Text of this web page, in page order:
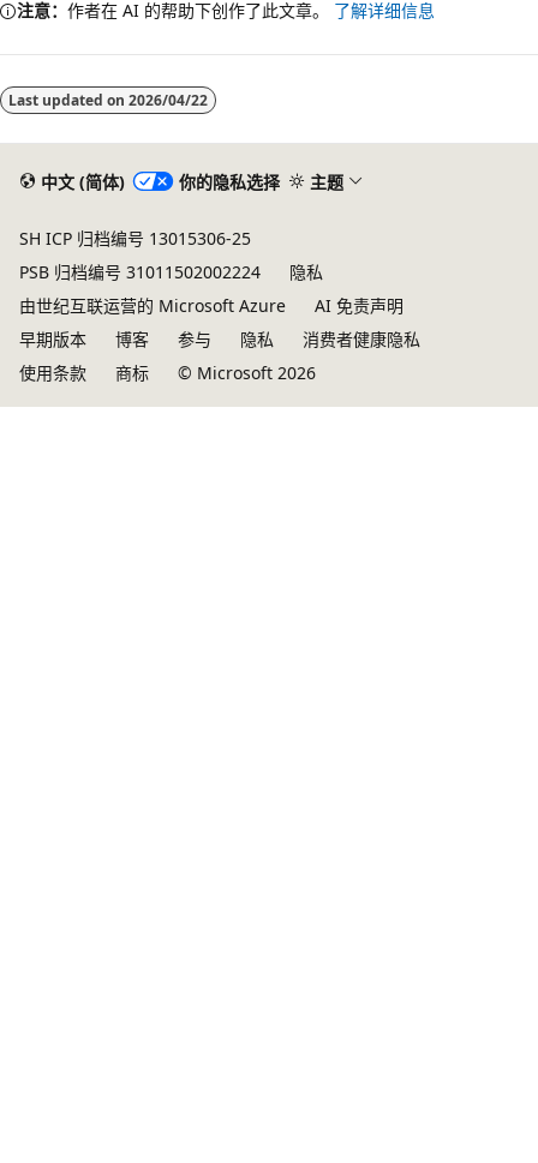
注意： 作者在 AI 的帮助下创作了此文章。 了解详细信息
模
式
Last updated on 2026/04/22
中文 (简体) 你的隐私选择 主题
SH ICP 归档编号 13015306-25
PSB 归档编号 31011502002224
隐私
由世纪互联运营的 Microsoft Azure
AI 免责声明
早期版本
博客 参与 隐私
消费者健康隐私
使用条款
商标 © Microsoft 2026